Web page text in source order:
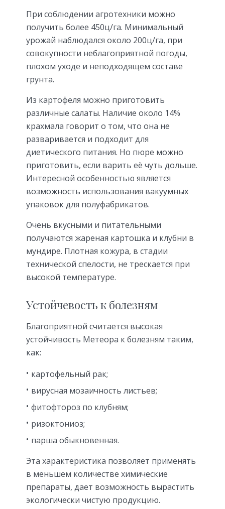
При соблюдении агротехники можно
получить более 450ц/га. Минимальный
урожай наблюдался около 200ц/га, при
совокупности неблагоприятной погоды,
плохом уходе и неподходящем составе
грунта.
Из картофеля можно приготовить
различные салаты. Наличие около 14%
крахмала говорит о том, что она не
разваривается и подходит для
диетического питания. Но пюре можно
приготовить, если варить её чуть дольше.
Интересной особенностью является
возможность использования вакуумных
упаковок для полуфабрикатов.
Очень вкусными и питательными
получаются жареная картошка и клубни в
мундире. Плотная кожура, в стадии
технической спелости, не трескается при
высокой температуре.
Устойчевость к болезням
Благоприятной считается высокая
устойчивость Метеора к болезням таким,
как:
картофельный рак;
вирусная мозаичность листьев;
фитофтороз по клубням;
ризоктониоз;
парша обыкновенная.
Эта характеристика позволяет применять
в меньшем количестве химические
препараты, дает возможность вырастить
экологически чистую продукцию.